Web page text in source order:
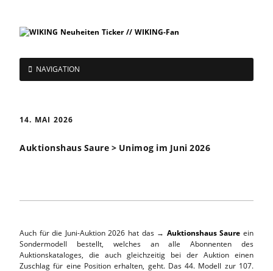
NAVIGATION
14. MAI 2026
Auktionshaus Saure > Unimog im Juni 2026
Auch für die Juni-Auktion 2026 hat das → Auktionshaus Saure ein
Sondermodell bestellt, welches an alle Abonnenten des
Auktionskataloges, die auch gleichzeitig bei der Auktion einen
Zuschlag für eine Position erhalten, geht. Das 44. Modell zur 107.